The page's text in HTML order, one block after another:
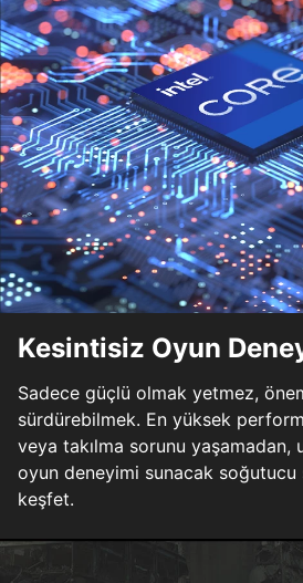
Kesintisiz Oyun
Sadece güçlü olmak yetmez,
sürdürebilmek. En yüksek
veya takılma sorunu yaşamadan,
oyun deneyimi sunacak soğutucu
keşfet.